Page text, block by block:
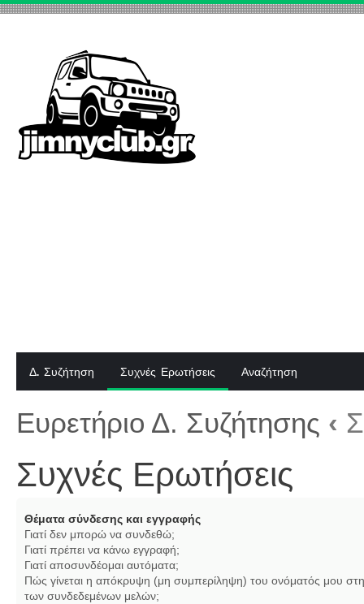
Δ. Συζήτηση Συχνές Ερωτήσεις Αναζήτηση
Ευρετήριο Δ. Συζήτησης ‹
Συχνές Ερωτήσεις
Θέματα σύνδεσης και εγγραφής
Γιατί δεν μπορώ να συνδεθώ;
Γιατί πρέπει να κάνω εγγραφή;
Γιατί αποσυνδέομαι αυτόματα;
Πώς γίνεται η απόκρυψη (μη συμπερίληψη) του ονόματός μου στη
των συνδεδεμένων μελών;